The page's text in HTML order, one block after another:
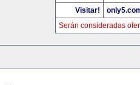
Visitar!
Serán consideradas